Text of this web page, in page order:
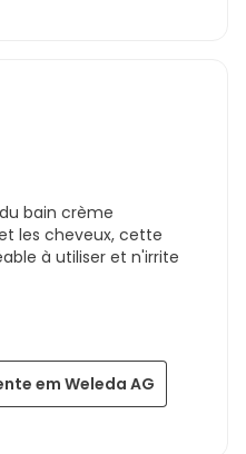
bain crème
les cheveux, cette
à utiliser et n'irrite
em Weleda AG